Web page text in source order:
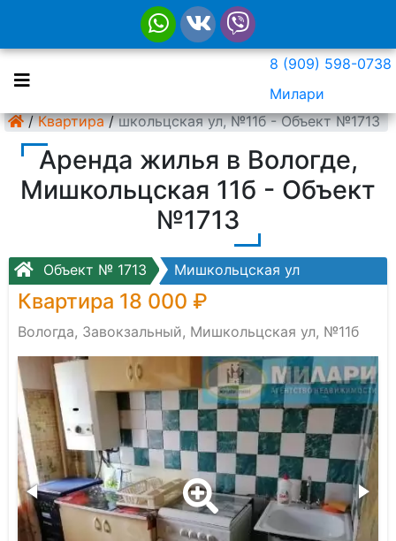
8 (909) 598-0738
Милари
/ Квартира /
Мишкольцская ул, №11б - Объект №1713
Аренда жилья в Вологде,
Мишкольцская 11б - Объект
№1713
Объект № 1713 Мишкольцская ул
Квартира 18 000 ₽
Вологда, Завокзальный, Мишкольцская ул, №11б